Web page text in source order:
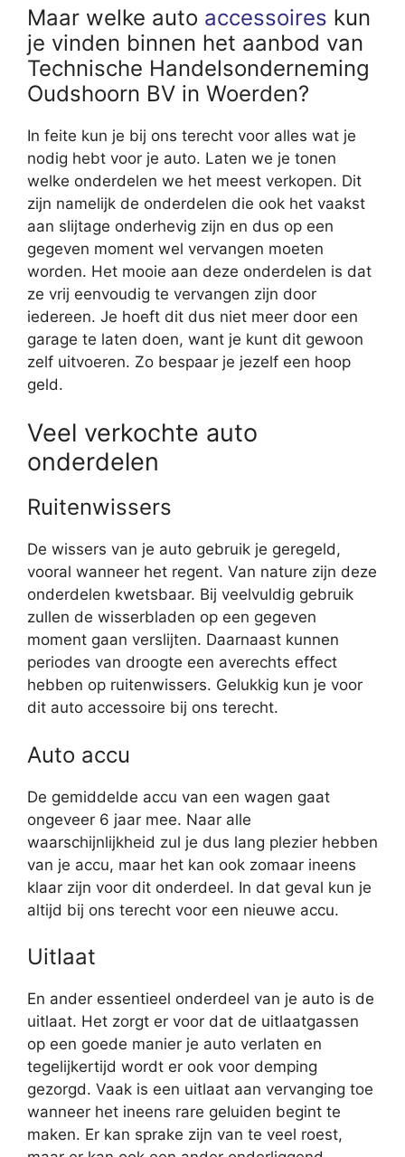
Maar welke auto accessoires kun
je vinden binnen het aanbod van
Technische Handelsonderneming
Oudshoorn BV in Woerden?
In feite kun je bij ons terecht voor alles wat je
nodig hebt voor je auto. Laten we je tonen
welke onderdelen we het meest verkopen. Dit
zijn namelijk de onderdelen die ook het vaakst
aan slijtage onderhevig zijn en dus op een
gegeven moment wel vervangen moeten
worden. Het mooie aan deze onderdelen is dat
ze vrij eenvoudig te vervangen zijn door
iedereen. Je hoeft dit dus niet meer door een
garage te laten doen, want je kunt dit gewoon
zelf uitvoeren. Zo bespaar je jezelf een hoop
geld.
Veel verkochte auto
onderdelen
Ruitenwissers
De wissers van je auto gebruik je geregeld,
vooral wanneer het regent. Van nature zijn deze
onderdelen kwetsbaar. Bij veelvuldig gebruik
zullen de wisserbladen op een gegeven
moment gaan verslijten. Daarnaast kunnen
periodes van droogte een averechts effect
hebben op ruitenwissers. Gelukkig kun je voor
dit auto accessoire bij ons terecht.
Auto accu
De gemiddelde accu van een wagen gaat
ongeveer 6 jaar mee. Naar alle
waarschijnlijkheid zul je dus lang plezier hebben
van je accu, maar het kan ook zomaar ineens
klaar zijn voor dit onderdeel. In dat geval kun je
altijd bij ons terecht voor een nieuwe accu.
Uitlaat
En ander essentieel onderdeel van je auto is de
uitlaat. Het zorgt er voor dat de uitlaatgassen
op een goede manier je auto verlaten en
tegelijkertijd wordt er ook voor demping
gezorgd. Vaak is een uitlaat aan vervanging toe
wanneer het ineens rare geluiden begint te
maken. Er kan sprake zijn van te veel roest,